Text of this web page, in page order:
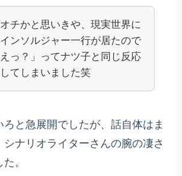
チかと思いきや、現実世界に
ンソルジャー一行が居たので
えっ？」ってナツ子と同じ反応
てしまいました笑
ろと急展開でしたが、話自体はま
シナリオライターさんの腕の凄さ
。